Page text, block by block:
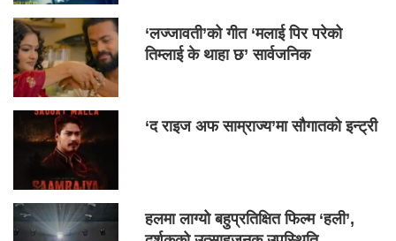
‘लज्जावती’को गीत ‘मलाई पिर परेको
तिम्लाई के थाहा छ’ सार्वजनिक
‘द राइज अफ साम्राज्य’मा सौगातको इन्ट्री
हलमा लाग्यो बहुप्रतिक्षित फिल्म ‘हली’,